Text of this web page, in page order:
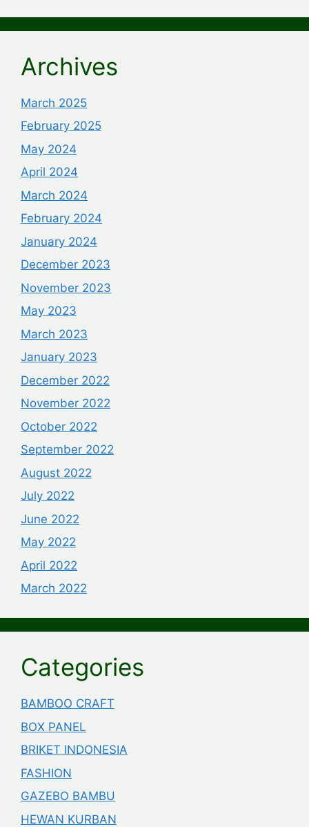
Archives
March 2025
February 2025
May 2024
April 2024
March 2024
February 2024
January 2024
December 2023
November 2023
May 2023
March 2023
January 2023
December 2022
November 2022
October 2022
September 2022
August 2022
July 2022
June 2022
May 2022
April 2022
March 2022
Categories
BAMBOO CRAFT
BOX PANEL
BRIKET INDONESIA
FASHION
GAZEBO BAMBU
HEWAN KURBAN